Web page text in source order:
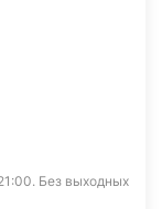
Без выходных